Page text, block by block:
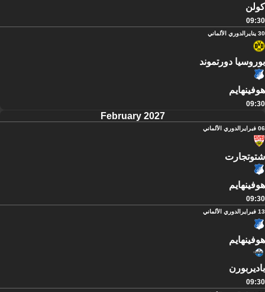
كولن
09:30
30 يناير الدوري الألماني
بوروسيا دورتموند
هوفينهايم
09:30
February 2027
06 فبراير الدوري الألماني
شتوتجارت
هوفينهايم
09:30
13 فبراير الدوري الألماني
هوفينهايم
باديربورن
09:30